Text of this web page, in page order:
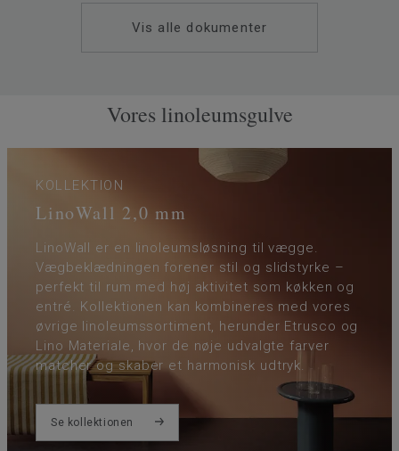
Vis alle dokumenter
Vores linoleumsgulve
KOLLEKTION
LinoWall 2,0 mm
LinoWall er en linoleumsløsning til vægge.
Vægbeklædningen forener stil og slidstyrke –
perfekt til rum med høj aktivitet som køkken og
entré. Kollektionen kan kombineres med vores
øvrige linoleumssortiment, herunder Etrusco og
Lino Materiale, hvor de nøje udvalgte farver
matcher og skaber et harmonisk udtryk.
Se kollektionen